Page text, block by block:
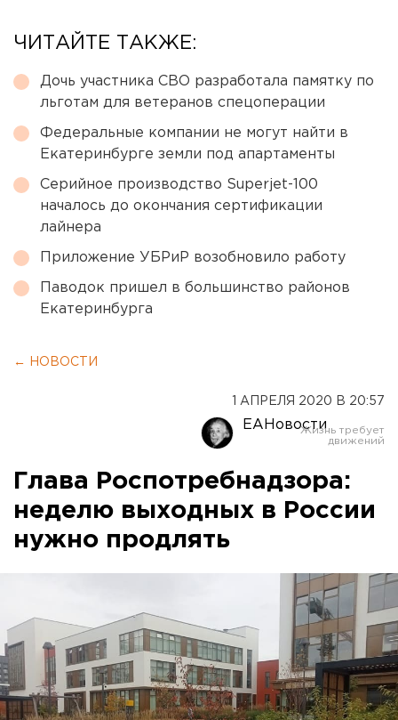
ЧИТАЙТЕ ТАКЖЕ:
Дочь участника СВО разработала памятку по
льготам для ветеранов спецоперации
Федеральные компании не могут найти в
Екатеринбурге земли под апартаменты
Серийное производство Superjet-100
началось до окончания сертификации
лайнера
Приложение УБРиР возобновило работу
Паводок пришел в большинство районов
Екатеринбурга
← НОВОСТИ
1 АПРЕЛЯ 2020 В 20:57
ЕАНовости
Глава Роспотребнадзора:
неделю выходных в России
нужно продлять